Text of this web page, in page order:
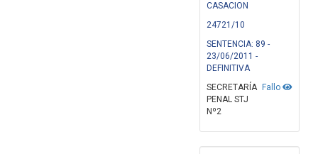
CASACION
24721/10
SENTENCIA: 89 -
23/06/2011 -
DEFINITIVA
Fallo
SECRETARÍA
PENAL STJ
Nº2